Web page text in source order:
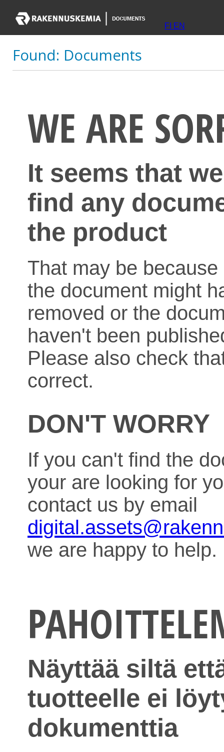
FI EN
Found: Documents
WE ARE
It seems that
find any
the product
That may be because
the document might
removed or the
haven't been
Please also check
correct.
DON'T WORRY
If you can't find the
your are looking for
contact us by email
we are happy to help.
Näyttää siltä
tuotteelle ei
dokumenttia